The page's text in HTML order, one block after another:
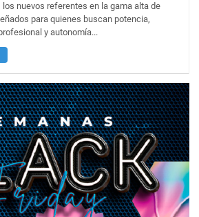
los nuevos referentes en la gama alta de
para quienes buscan potencia,
y autonomía...